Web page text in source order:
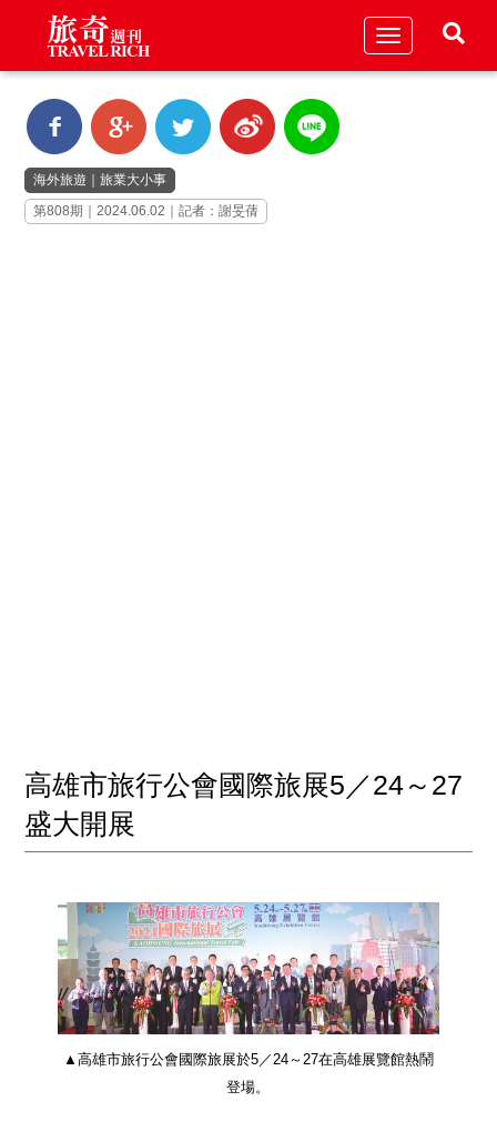
Toggle
海外旅遊 ｜旅業大小事
第808期｜2024.06.02｜記者：謝旻蒨
高雄市旅行公會國際旅展5／24～27
盛大開展
▲高雄市旅行公會國際旅展於5／24～27在高雄展覽館熱鬧
登場。